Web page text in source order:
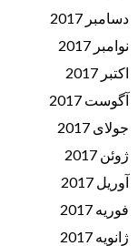
دسامبر 2017
نوامبر 2017
اکتبر 2017
آگوست 2017
جولای 2017
ژوئن 2017
آوریل 2017
فوریه 2017
ژانویه 2017